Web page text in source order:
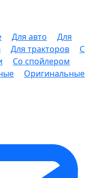
Для авто
Для
Для тракторов
С
Со спойлером
Оригинальные